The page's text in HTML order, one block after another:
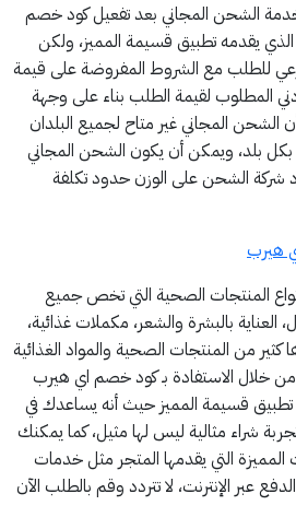
الشحن المجاني بعد تفعيل كود خصم
يقدمه تطبيق قسيمة المميز، ولكن
للطلب مع الشروط المفروضة على قيمة
المطلوب لقيمة الطلب بناء على وجهة
الشحن المجاني غير متاح لجميع البلدان
بلد، ويمكن أن يكون الشحن المجاني
شركة الشحن على الوزن حدود تكلفة
هيرب
المنتجات الصحية التي تخص جميع
بالبشرة والشعر، مكملات غذائية،
كثير من المنتجات الصحية والمواد الغذائية
خلال الاستفادة بـ كود خصم اي هيرب
تطبيق قسيمة المميز حيث أنه يساعدك في
شراء مثالية ليس لها مثيل، كما يمكنك
التي يقدمها المتجر مثل خدمات
عبر الإنترنت، لا تتردد وقم بالطلب الآن